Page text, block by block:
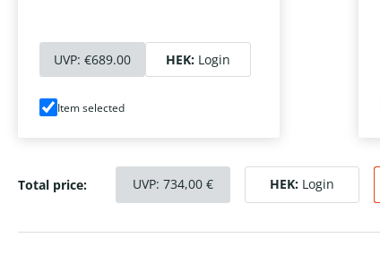
UVP: €689.00 HEK: Login
Item selected
Total price: UVP: 734,00 € HEK: Login